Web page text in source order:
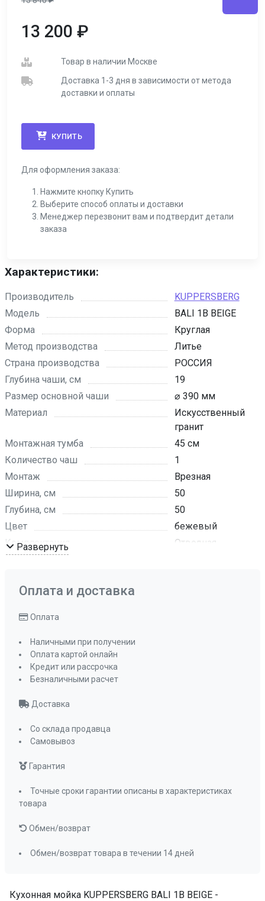
13 200 ₽
Товар в наличии Москве
Доставка 1-3 дня в зависимости от метода
доставки и оплаты
КУПИТЬ
Для оформления заказа:
Нажмите кнопку Купить
Выберите способ оплаты и доставки
Менеджер перезвонит вам и подтвердит детали
заказа
Характеристики:
Производитель
KUPPERSBERG
Модель
BALI 1B BEIGE
Форма
Круглая
Метод производства
Литье
Страна производства
РОССИЯ
Глубина чаши, см
19
Размер основной чаши
⌀ 390 мм
Материал
Искусственный
гранит
Монтажная тумба
45 см
Количество чаш
1
Монтаж
Врезная
Ширина, см
50
Глубина, см
50
Цвет
бежевый
Комплектация
Отводная
ПРОМО Скидка
Развернуть
Кухонная мойка KUPPERSBERG BALI 1B BEIGE -
Оплата и доставка
Оплата
Наличными при получении
Оплата картой онлайн
Кредит или рассрочка
Безналичными расчет
Доставка
Со склада продавца
Самовывоз
Гарантия
Точные сроки гарантии описаны в характеристиках
товара
Обмен/возврат
Обмен/возврат товара в течении 14 дней